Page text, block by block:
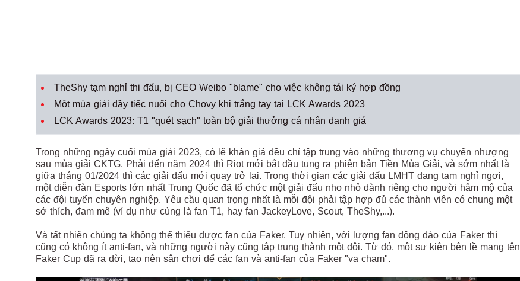
TheShy tạm nghỉ thi đấu, bị CEO Weibo "blame" cho việc không tái ký hợp đồng
Một mùa giải đầy tiếc nuối cho Chovy khi trắng tay tại LCK Awards 2023
LCK Awards 2023: T1 "quét sạch" toàn bộ giải thưởng cá nhân danh giá
Trong những ngày cuối mùa giải 2023, có lẽ khán giả đều chỉ tập trung vào những thương vụ chuyển nhượng
sau mùa giải CKTG. Phải đến năm 2024 thì Riot mới bắt đầu tung ra phiên bản Tiền Mùa Giải, và sớm nhất là
giữa tháng 01/2024 thì các giải đấu mới quay trở lại. Trong thời gian các giải đấu LMHT đang tạm nghỉ ngơi,
một diễn đàn Esports lớn nhất Trung Quốc đã tổ chức một giải đấu nho nhỏ dành riêng cho người hâm mộ của
các đội tuyển chuyên nghiệp. Yêu cầu quan trọng nhất là mỗi đội phải tập hợp đủ các thành viên có chung một
sở thích, đam mê (ví dụ như cùng là fan T1, hay fan JackeyLove, Scout, TheShy,...).
Và tất nhiên chúng ta không thể thiếu được fan của Faker. Tuy nhiên, với lượng fan đông đảo của Faker thì
cũng có không ít anti-fan, và những người này cũng tập trung thành một đội. Từ đó, một sự kiện bên lề mang tên
Faker Cup đã ra đời, tạo nên sân chơi để các fan và anti-fan của Faker "va chạm".